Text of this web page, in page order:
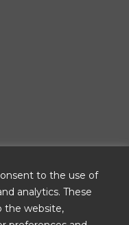
to the use of
analytics. These
the website,